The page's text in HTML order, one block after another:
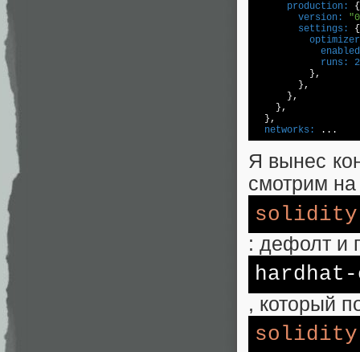
      production:
        version:
        settings:
            runs:
          },
        },
      },
    },
  networks:
...
Я вынес
смотрим
solidity
: дефолт и
, который
solidity